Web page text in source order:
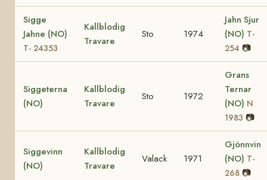
Sigge
Jahne (NO)
T- 24353
Kallblodig
Travare
Sto 1974
Jahn Sjur
(NO) T-
254 📷
Siggeterna
(NO)
Kallblodig
Travare
Sto 1972
Grans
Ternar
(NO) N
1983 📷
Siggevinn
(NO)
Kallblodig
Travare
Valack 1971
Gjönnvin
(NO) T-
268 📷